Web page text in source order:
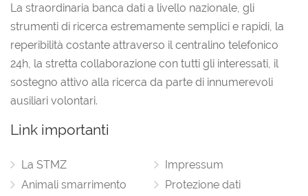
La straordinaria banca dati a livello nazionale, gli
strumenti di ricerca estremamente semplici e rapidi, la
reperibilità costante attraverso il centralino telefonico
24h, la stretta collaborazione con tutti gli interessati, il
sostegno attivo alla ricerca da parte di innumerevoli
ausiliari volontari.
Link importanti
La STMZ
Animali smarrimento
Impressum
Protezione dati